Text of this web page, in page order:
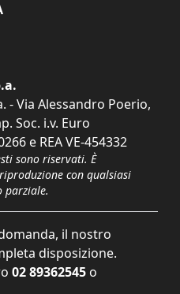
- Via Alessandro Poerio,
Soc. i.v. Euro
e REA VE-454332
sono riservati. È
con qualsiasi
parziale.
il nostro
disposizione.
02 89362545 o